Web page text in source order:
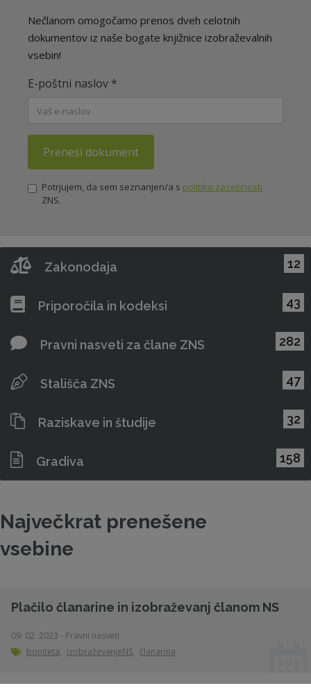
Nečlanom omogočamo prenos dveh celotnih
dokumentov iz naše bogate knjižnice izobraževalnih
vsebin!
E-poštni naslov *
Prenesi dokument
Potrjujem, da sem seznanjen/a s politiko zasebnosti
ZNS.
Zakonodaja 12
Priporočila in kodeksi 43
Pravni nasveti za člane ZNS 282
Stališča ZNS 47
Raziskave in študije 32
Gradiva 158
Največkrat prenešene
vsebine
Plačilo članarine in izobraževanj članom NS
09. 02. 2023 - Pravni nasveti
boniteta, izobraževanjeNS, članarina